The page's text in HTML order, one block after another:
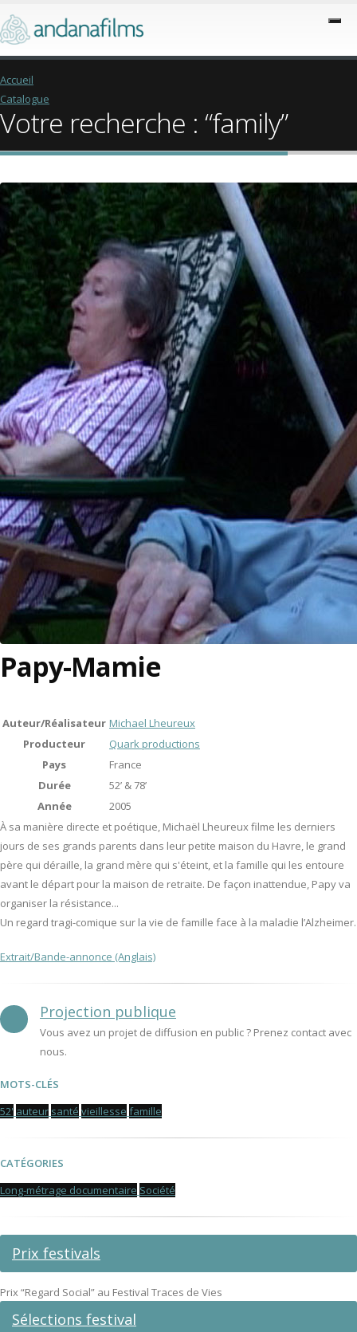
Accueil
Catalogue
Votre recherche : “family”
Papy-Mamie
Auteur/Réalisateur Michael Lheureux
Producteur
Quark productions
Pays
France
Durée
52’ & 78’
Année
2005
À sa manière directe et poétique, Michaël Lheureux filme les derniers
jours de ses grands parents dans leur petite maison du Havre, le grand
père qui déraille, la grand mère qui s'éteint, et la famille qui les entoure
avant le départ pour la maison de retraite. De façon inattendue, Papy va
organiser la résistance...
Un regard tragi-comique sur la vie de famille face à la maladie l’Alzheimer.
Extrait/Bande-annonce (Anglais)
Projection publique
Vous avez un projet de diffusion en public ? Prenez contact avec
nous.
MOTS-CLÉS
52' auteur santé vieillesse famille
CATÉGORIES
Long-métrage documentaire Société
Prix festivals
Prix “Regard Social” au Festival Traces de Vies
Sélections festival